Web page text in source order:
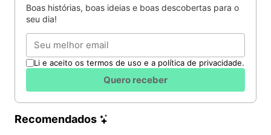
Boas histórias, boas ideias e boas descobertas para o
seu dia!
Email
Li e aceito os termos de uso e a política de privacidade.
Quero receber
Recomendados